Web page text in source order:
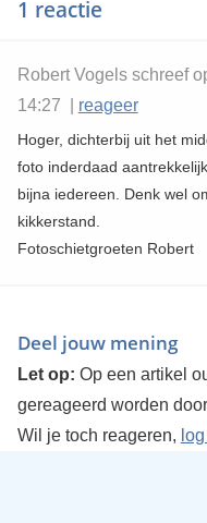
1 reactie
Robert Vogels schreef
14:27 | reageer
Hoger, dichterbij uit het
foto inderdaad
bijna iedereen. Denk wel
kikkerstand.
Fotoschietgroeten Robert
Deel jouw mening
Let op: Op een artikel
gereageerd worden
Wil je toch reageren,